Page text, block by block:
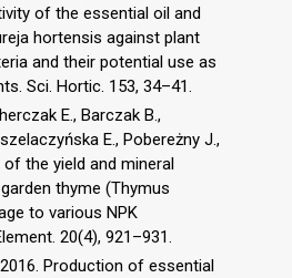
of the essential oil and
hortensis against plant
and their potential use as
Sci. Hortic. 153, 34–41.
E., Barczak B.,
E., Pobereżny J.,
of the yield and mineral
thyme (Thymus
to various NPK
20(4), 921–931.
2016. Production of essential